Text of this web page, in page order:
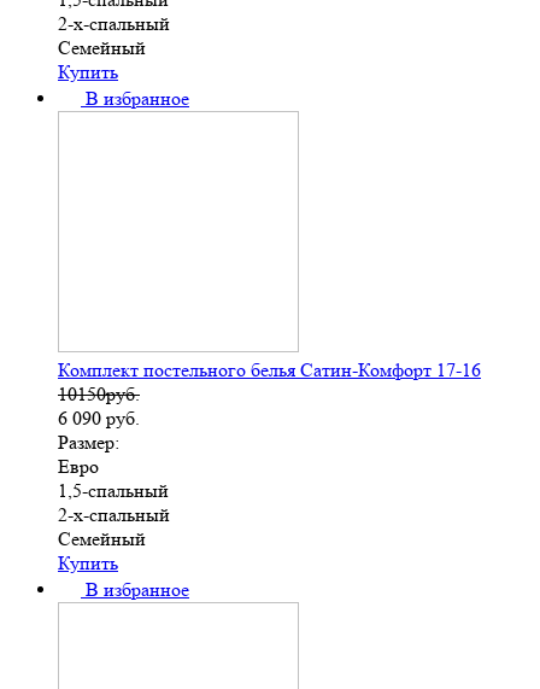
2-х-спальный
Семейный
Купить
В избранное
Комплект постельного белья Сатин-Комфорт 17-16
10150руб.
6 090 руб.
Размер:
Евро
1,5-спальный
2-х-спальный
Семейный
Купить
В избранное